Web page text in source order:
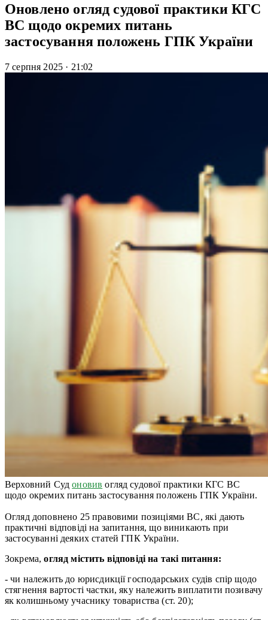
Оновлено огляд судової практики КГС
ВС щодо окремих питань
застосування положень ГПК України
7 серпня 2025 · 21:02
Верховний Судоновив огляд судової практики КГС ВС
щодо окремих питань застосування положень ГПК України.
Огляд доповнено 25 правовими позиціями ВС, які дають
практичні відповіді на запитання, що виникають при
застосуванні деяких статей ГПК України.
Зокрема,огляд містить відповіді на такі питання:
- чи належить до юрисдикції господарських судів спір щодо
стягнення вартості частки, яку належить виплатити позивачу
як колишньому учаснику товариства (ст. 20);